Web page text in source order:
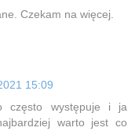
Czekam na więcej.
15:09
często występuje i ja
warto jest co